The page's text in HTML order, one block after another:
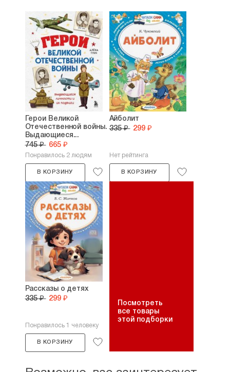
Герои Великой
Отечественной войны.
Выдающиеся...
745 ₽ 665 ₽
Понравилось 2 людям
В КОРЗИНУ
Айболит
335 ₽ 299 ₽
Нет рейтинга
В КОРЗИНУ
Рассказы о детях
335 ₽ 299 ₽
Понравилось 1 человеку
В КОРЗИНУ
Посмотреть
все товары
этой подборки